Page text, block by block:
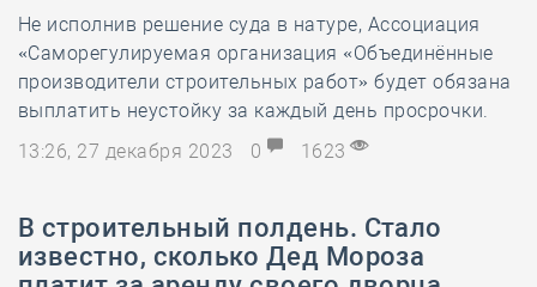
Не исполнив решение суда в натуре, Ассоциация
«Саморегулируемая организация «Объединённые
производители строительных работ» будет обязана
выплатить неустойку за каждый день просрочки.
13:26, 27 декабря 2023
0 1623
В строительный полдень. Стало
известно, сколько Дед Мороза